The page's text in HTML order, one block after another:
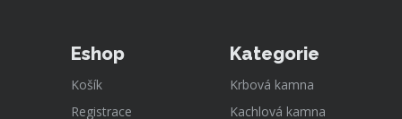
Eshop
Košík
Registrace
Kategorie
Krbová kamna
Kachlová kamna